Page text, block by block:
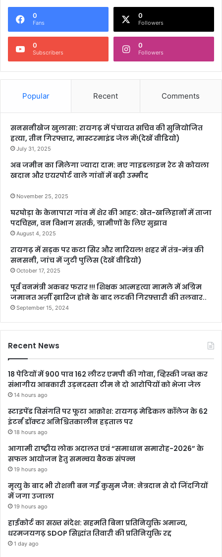
0
Fans
0
Followers
0
Subscribers
0
Followers
Popular Recent Comments
सनसनीखेज खुलासा: रायगढ़ में पंचायत सचिव की सुनियोजित
हत्या, तीन गिरफ्तार, मास्टरमाइंड जेल में!(देखें वीडियो)
July 31, 2025
अब जमीन का मिलेगा ज्यादा दाम: नए गाइडलाइन रेट से कोयला
खदान और एयरपोर्ट वाले गांवों में बढ़ी उम्मीद
November 25, 2025
घरघोड़ा के केनापारा गांव में शेर की आहट: खेत-खलिहानों में ताजा
पदचिह्न, वन विभाग सतर्क, ग्रामीणों के लिए सुझाव
August 4, 2025
रायगढ़ में सड़क पर कटा सिर और नारियल! शहर में तंत्र-मंत्र की
सनसनी, जांच में जुटी पुलिस (देखें वीडियो)
October 17, 2025
पूर्व वनमंत्री अकबर फरार !!! शिक्षक आत्महत्या मामले में अग्रिम
जमानत अर्ज़ी ख़ारिज होने के बाद लटकी गिरफ़्तारी की तलवार..
September 15, 2024
Recent News
18 पेटियों में 900 पाव 162 लीटर एमपी की गोवा, व्हिस्की जब्त कर
संभागीय आबकारी उड़नदस्ता टीम ने दो आरोपियों को भेजा जेल
14 hours ago
स्टाइपेंड विसंगति पर फूटा आक्रोश: रायगढ़ मेडिकल कॉलेज के 62
इंटर्न डॉक्टर अनिश्चितकालीन हड़ताल पर
18 hours ago
आगामी राष्ट्रीय लोक अदालत एवं “समाधान समारोह-2026” के
सफल आयोजन हेतु समन्वय बैठक संपन्न
19 hours ago
मृत्यु के बाद भी रोशनी बन गईं कुसुम जैन: नेत्रदान से दो जिंदगियों
में जगा उजाला
19 hours ago
हाईकोर्ट का सख्त संदेश: सहमति बिना प्रतिनियुक्ति अमान्य,
धरमजयगढ़ SDOP सिद्धांत तिवारी की प्रतिनियुक्ति रद्द
1 day ago